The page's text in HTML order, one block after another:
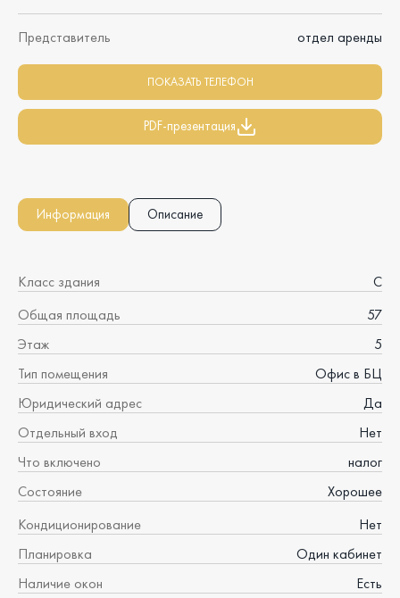
Представитель отдел аренды
ПОКАЗАТЬ ТЕЛЕФОН
PDF-презентация
Информация Описание
Класс здания
C
Общая площадь
57
Этаж
5
Тип помещения
Офис в БЦ
Юридический адрес
Да
Отдельный вход
Нет
Что включено
налог
Состояние
Хорошее
Кондиционирование
Нет
Планировка
Один кабинет
Наличие окон
Есть